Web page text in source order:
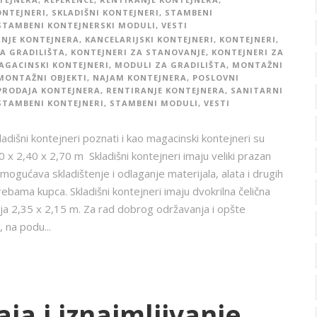
, SKLADIŠNI KONTEJNERI, STAMBENI
KONTEJNERSKI MODULI, VESTI
KONTEJNERA, KANCELARIJSKI KONTEJNERI, KONTEJNERI,
GRADILIŠTA, KONTEJNERI ZA STANOVANJE, KONTEJNERI ZA
KONTEJNERI, MODULI ZA GRADILIŠTA, MONTAŽNI
OBJEKTI, NAJAM KONTEJNERA, POSLOVNI
KONTEJNERA, RENTIRANJE KONTEJNERA, SANITARNI
KONTEJNERI, STAMBENI MODULI, VESTI
kontejneri poznati i kao magacinski kontejneri su
x 2,40 x 2,70 m Skladišni kontejneri imaju veliki prazan
skladištenje i odlaganje materijala, alata i drugih
kupca. Skladišni kontejneri imaju dvokrilna čelična
2,35 x 2,15 m. Za rad dobrog održavanja i opšte
podu...